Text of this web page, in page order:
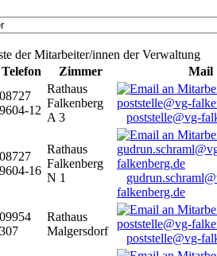
der Mitarbeiter/innen der Verwaltung
Telefon Zimmer
Mail
08727
9604-12
Rathaus
Falkenberg
A 3
poststelle@vg-
08727
9604-16
Rathaus
Falkenberg
N 1
falkenberg.de
09954
307
Rathaus
Malgersdorf
poststelle@vg-